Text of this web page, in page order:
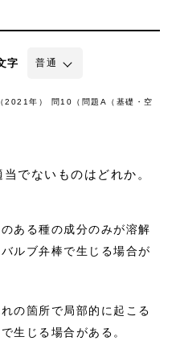
字
2021年） 問10（問題A（基礎・空
でないものはどれか。
ある種の成分のみが溶解
ルブ弁棒で生じる場合が
の箇所で局部的に起こる
生じる場合がある。